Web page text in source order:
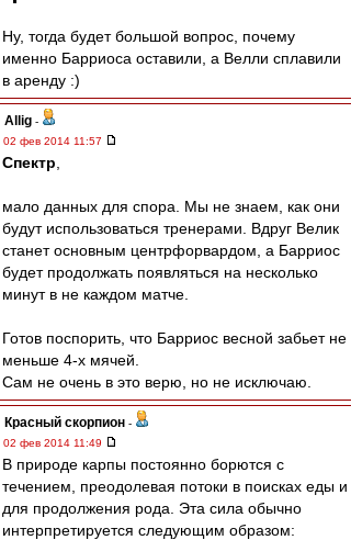
Ну, тогда будет большой вопрос, почему
именно Барриоса оставили, а Велли сплавили
в аренду :)
Allig -
02 фев 2014 11:57
Спектр
мало данных для спора. Мы не знаем, как они
будут использоваться тренерами. Вдруг Велик
станет основным центрфорвардом, а Барриос
будет продолжать появляться на несколько
минут в не каждом матче.
Готов поспорить, что Барриос весной забьет не
меньше 4-х мячей.
Сам не очень в это верю, но не исключаю.
Красный скорпион -
02 фев 2014 11:49
В природе карпы постоянно борются с
течением, преодолевая потоки в поисках еды и
для продолжения рода. Эта сила обычно
интерпретируется следующим образом: